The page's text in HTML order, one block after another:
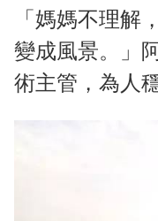
「媽媽不理解
變成風景。」
術主管，為人